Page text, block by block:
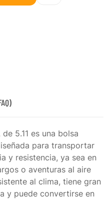
5.11 es una bolsa
para transportar
y resistencia, ya sea en
o aventuras al aire
al clima, tiene gran
y puede convertirse en